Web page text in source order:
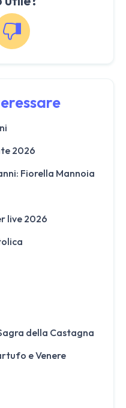
2026
Fiorella Mannoia
live 2026
della Castagna
e Venere